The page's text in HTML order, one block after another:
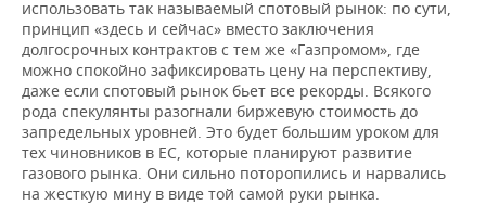
использовать так называемый спотовый рынок: по сути,
принцип «здесь и сейчас» вместо заключения
долгосрочных контрактов с тем же «Газпромом», где
можно спокойно зафиксировать цену на перспективу,
даже если спотовый рынок бьет все рекорды. Всякого
рода спекулянты разогнали биржевую стоимость до
запредельных уровней. Это будет большим уроком для
тех чиновников в ЕС, которые планируют развитие
газового рынка. Они сильно поторопились и нарвались
на жесткую мину в виде той самой руки рынка.